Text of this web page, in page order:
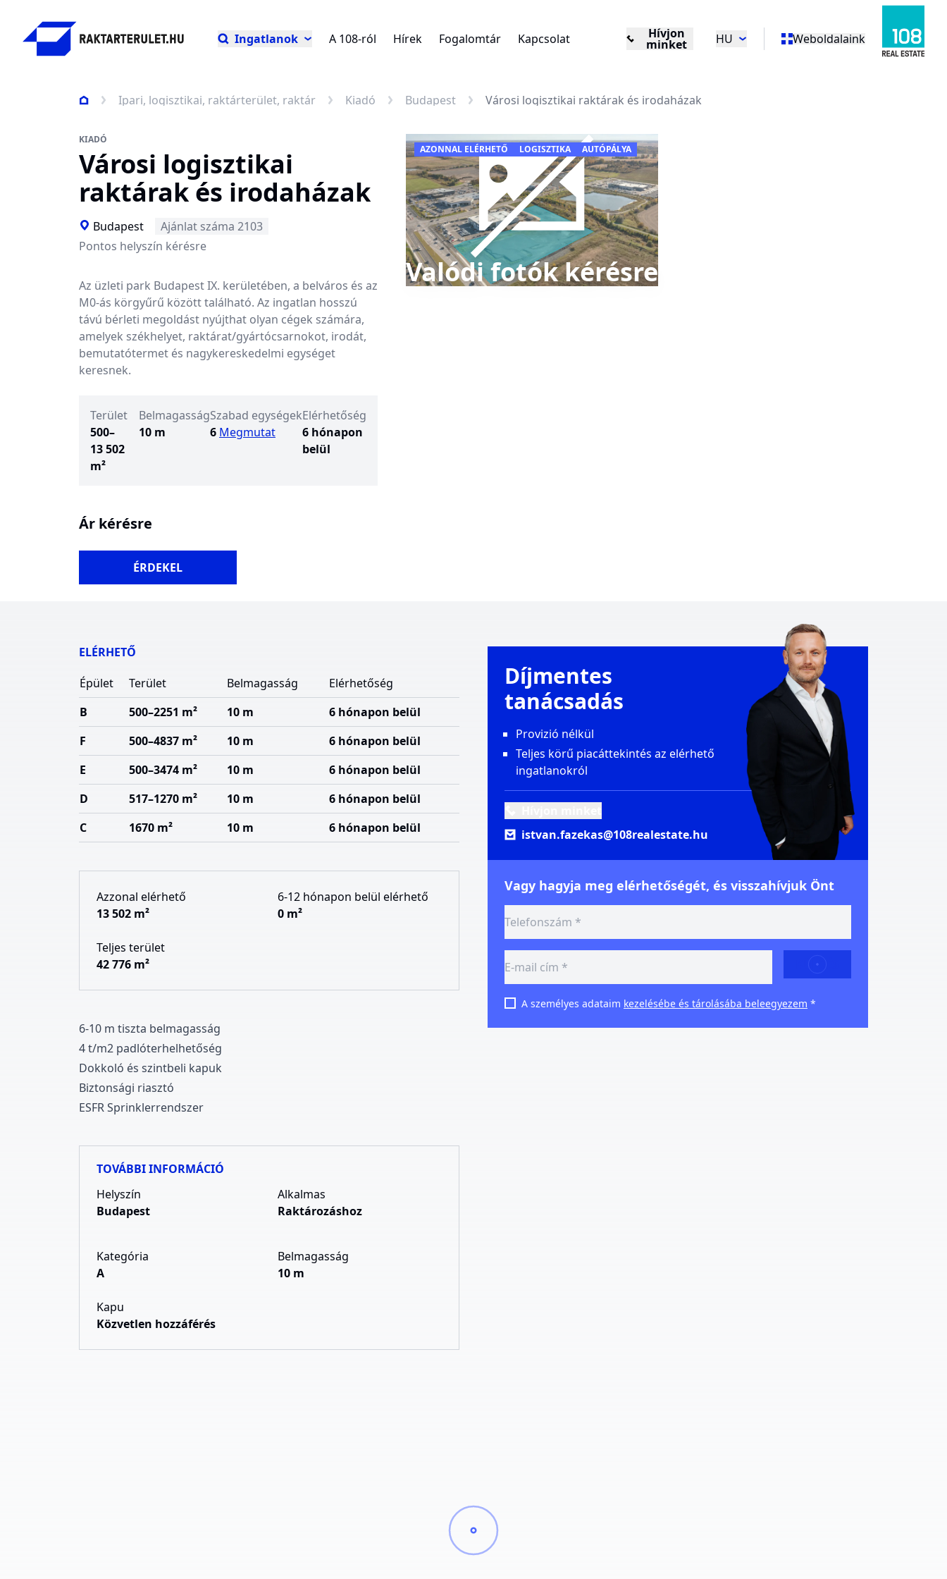
Ingatlanok A 108-ról Hírek Fogalomtár Kapcsolat Hívjon
minket HU Weboldalaink
Ipari, logisztikai, raktárterület, raktár Kiadó Budapest Városi logisztikai raktárak és irodaházak
KIADÓ
Városi logisztikai
raktárak és irodaházak
Budapest
Ajánlat száma 2103
Pontos helyszín kérésre
Az üzleti park Budapest IX. kerületében, a belváros és az
M0-ás körgyűrű között található. Az ingatlan hosszú
távú bérleti megoldást nyújthat olyan cégek számára,
amelyek székhelyet, raktárat/gyártócsarnokot, irodát,
bemutatótermet és nagykereskedelmi egységet
keresnek.
Terület
500–
13 502
m²
Belmagasság
10 m
Szabad egységek
6 Megmutat
Elérhetőség
6 hónapon
belül
Ár kérésre
ÉRDEKEL
AZONNAL ELÉRHETŐ LOGISZTIKA AUTÓPÁLYA
Valódi fotók kérésre
ELÉRHETŐ
Épület
Terület Belmagasság
Elérhetőség
B
500–2251 m² 10 m
6 hónapon belül
F
500–4837 m² 10 m
6 hónapon belül
E
500–3474 m² 10 m
6 hónapon belül
D
517–1270 m² 10 m
6 hónapon belül
C
1670 m² 10 m 6 hónapon belül
Azzonal elérhető
13 502 m²
6-12 hónapon belül elérhető
0 m²
Teljes terület
42 776 m²
6-10 m tiszta belmagasság
4 t/m2 padlóterhelhetőség
Dokkoló és szintbeli kapuk
Biztonsági riasztó
ESFR Sprinklerrendszer
TOVÁBBI INFORMÁCIÓ
Helyszín
Budapest
Alkalmas
Raktározáshoz
Kategória
A
Belmagasság
10 m
Kapu
Közvetlen hozzáférés
Díjmentes
tanácsadás
Provizió nélkül
Teljes körű piacáttekintés az elérhető
ingatlanokról
istvan.fazekas@108realestate.hu
Vagy hagyja meg elérhetőségét, és visszahívjuk Önt
KÜLDÉS
A személyes adataim kezelésébe és tárolásába beleegyezem *